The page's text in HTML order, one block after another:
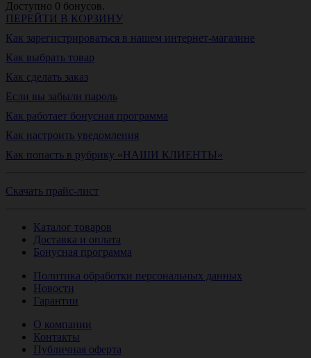
Доступно 0 бонусов.
ПЕРЕЙТИ В КОРЗИНУ
Как зарегистрироваться в нашем интернет-магазине
Как выбрать товар
Как сделать заказ
Если вы забыли пароль
Как работает бонусная программа
Как настроить уведомления
Как попасть в рубрику «НАШИ КЛИЕНТЫ»
Скачать прайс-лист
Каталог товаров
Доставка и оплата
Бонусная программа
Политика обработки персональных данных
Новости
Гарантии
О компании
Контакты
Публичная оферта